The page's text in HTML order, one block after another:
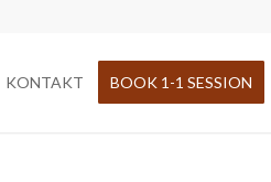
KONTAKT BOOK 1-1 SESSION